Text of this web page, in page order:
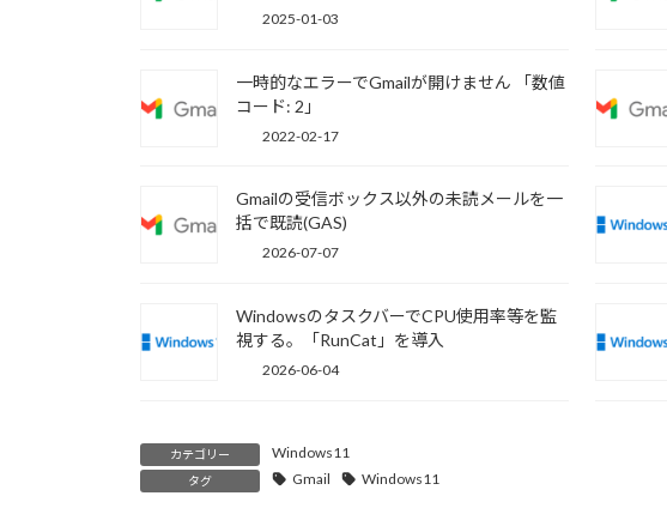
2025-01-03
一時的なエラーでGmailが開けません 「数値
コード: 2」
2022-02-17
Gmailの受信ボックス以外の未読メールを一
括で既読(GAS)
2026-07-07
WindowsのタスクバーでCPU使用率等を監
視する。「RunCat」を導入
2026-06-04
カテゴリー Windows11
タグ Gmail Windows11